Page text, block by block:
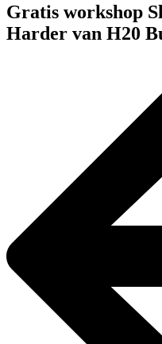
Gratis workshop
Harder van H20